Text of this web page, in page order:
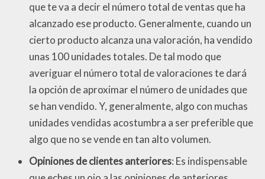
que te va a decir el número total de ventas que ha
alcanzado ese producto. Generalmente, cuando un
cierto producto alcanza una valoración, ha vendido
unas 100 unidades totales. De tal modo que
averiguar el número total de valoraciones te dará
la opción de aproximar el número de unidades que
se han vendido. Y, generalmente, algo con muchas
unidades vendidas acostumbra a ser preferible que
algo que no se vende en tan alto volumen.
Opiniones de clientes anteriores: Es indispensable